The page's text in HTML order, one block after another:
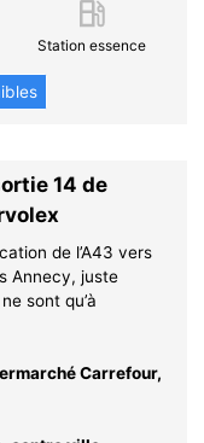
Station essence
14 de
de l’A43 vers
Annecy, juste
sont qu’à
Carrefour,